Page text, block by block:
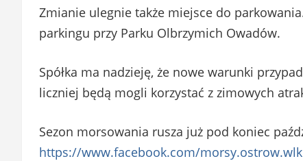
Zmianie ulegnie także miejsce do
parkingu przy Parku Olbrzymich Owadów.
Spółka ma nadzieję, że nowe warunki
liczniej będą mogli korzystać z zimowych
Sezon morsowania rusza już pod koniec
https://www.facebook.com/